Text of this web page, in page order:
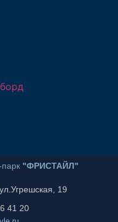
"ФРИСТАЙЛ"
19
41 20